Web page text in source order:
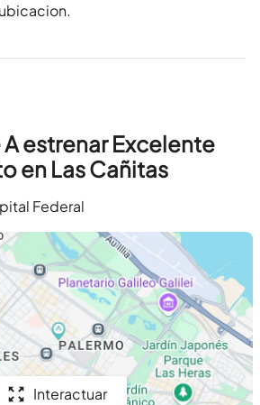
estrenar Excelente
en Las Cañitas
Federal
Interactuar